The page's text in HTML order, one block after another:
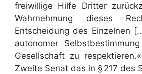
freiwillige Hilfe Dritter
Wahrnehmung dieses
Entscheidung des Einzelnen
autonomer
Gesellschaft zu
Zweite Senat das in § 217 des